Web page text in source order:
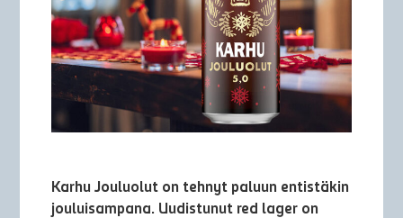
Karhu Jouluolut on tehnyt paluun entistäkin
jouluisampana. Uudistunut red lager on